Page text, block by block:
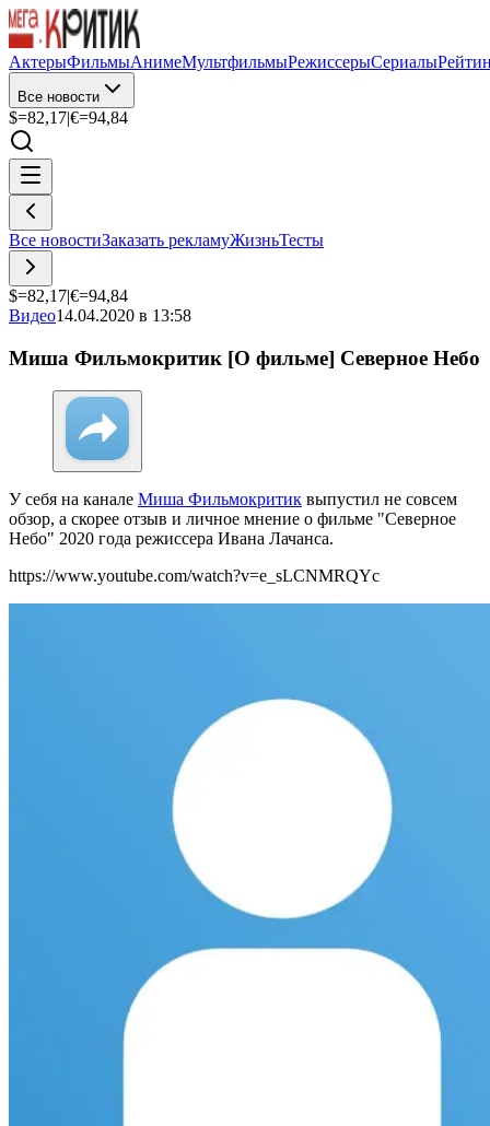
АктерыФильмыАнимеМультфильмыРежиссерыСериалы
Все новости
$=82,17|€=94,84
Все новостиЗаказать рекламуЖизньТесты
$=82,17|€=94,84
Видео14.04.2020 в 13:58
Миша Фильмокритик [О фильме] Северное Небо
У себя на канале Миша Фильмокритик выпустил не совсем
обзор, а скорее отзыв и личное мнение о фильме "Северное
Небо" 2020 года режиссера Ивана Лачанса.
https://www.youtube.com/watch?v=e_sLCNMRQYc